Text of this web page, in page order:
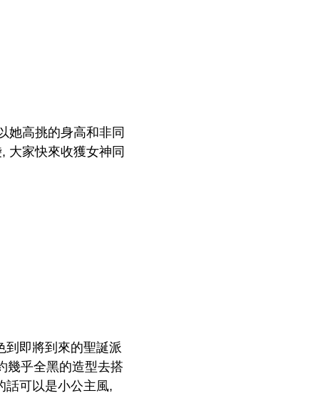
她高挑的身高和非同
大家快來收獲女神同
到即將到來的聖誕派
幾乎全黑的造型去搭
話可以是小公主風,